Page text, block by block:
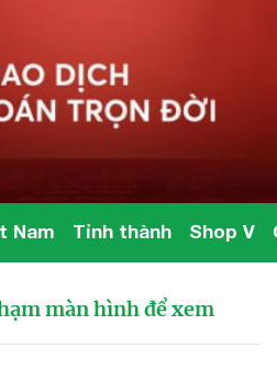
Nam Tỉnh thành Shop V
màn hình để xem